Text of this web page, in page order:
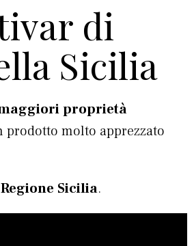
di
Sicilia
proprietà
prodotto molto apprezzato
Sicilia.